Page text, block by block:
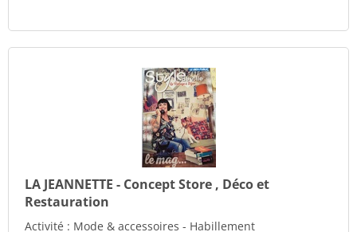
LA JEANNETTE - Concept Store , Déco et
Restauration
Activité : Mode & accessoires - Habillement